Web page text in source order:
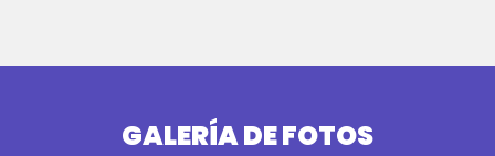
GALERÍA DE FOTOS